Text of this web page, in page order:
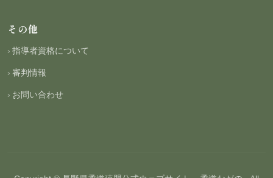
その他
指導者資格について
審判情報
お問い合わせ